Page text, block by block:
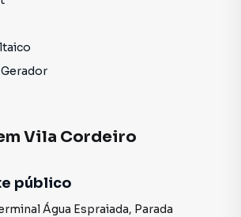
Vila Cordeiro
público
Água Espraiada, Parada